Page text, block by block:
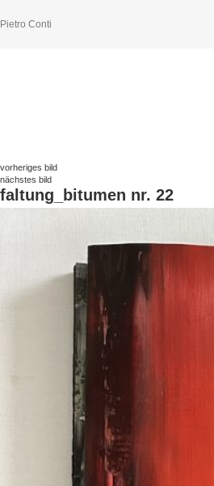
Pietro Conti
vorheriges bild
nächstes bild
faltung_bitumen nr. 22